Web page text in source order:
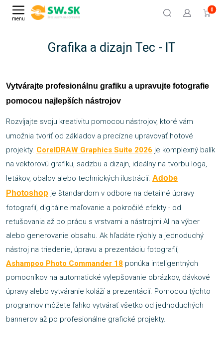
menu
0
Grafika a dizajn Tec - IT
Vytvárajte profesionálnu grafiku a upravujte fotografie
pomocou najlepších nástrojov
Rozvíjajte svoju kreativitu pomocou nástrojov, ktoré vám
umožnia tvoriť od základov a precízne upravovať hotové
projekty. CorelDRAW Graphics Suite 2026 je komplexný balík
na vektorovú grafiku, sadzbu a dizajn, ideálny na tvorbu loga,
letákov, obalov alebo technických ilustrácií. Adobe
Photoshop je štandardom v odbore na detailné úpravy
fotografií, digitálne maľovanie a pokročilé efekty - od
retušovania až po prácu s vrstvami a nástrojmi AI na výber
alebo generovanie obsahu. Ak hľadáte rýchly a jednoduchý
nástroj na triedenie, úpravu a prezentáciu fotografií,
Ashampoo Photo Commander 18 ponúka inteligentných
pomocníkov na automatické vylepšovanie obrázkov, dávkové
úpravy alebo vytváranie koláží a prezentácií. Pomocou týchto
programov môžete ľahko vytvárať všetko od jednoduchých
bannerov až po profesionálne grafické projekty.